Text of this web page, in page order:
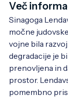
Več
Sinagoga
močne
vojne bila
degradacije je
prenovljena in
prostor.
pomembno